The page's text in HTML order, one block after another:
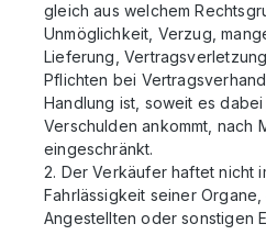
gleich aus welchem
Unmöglichkeit, Verzug,
Lieferung,
Pflichten bei
Handlung ist, soweit es
Verschulden ankommt, nach
eingeschränkt.
2. Der Verkäufer haftet nicht
Fahrlässigkeit seiner
Angestellten oder sonstigen